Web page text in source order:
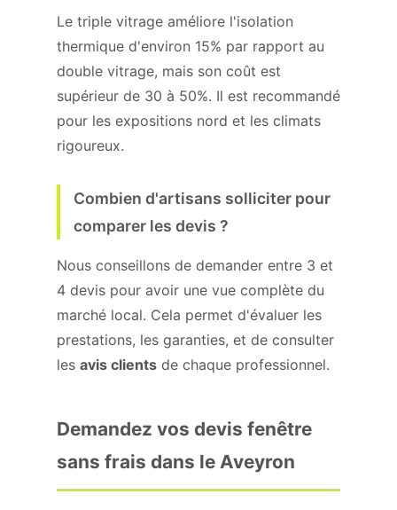
Le triple vitrage améliore l'isolation
thermique d'environ 15% par rapport au
double vitrage, mais son coût est
supérieur de 30 à 50%. Il est recommandé
pour les expositions nord et les climats
rigoureux.
Combien d'artisans solliciter pour
comparer les devis ?
Nous conseillons de demander entre 3 et
4 devis pour avoir une vue complète du
marché local. Cela permet d'évaluer les
prestations, les garanties, et de consulter
les avis clients de chaque professionnel.
Demandez vos devis fenêtre
sans frais dans le Aveyron